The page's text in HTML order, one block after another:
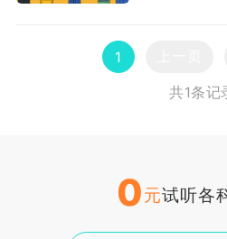
1
共1条记
0元试听各